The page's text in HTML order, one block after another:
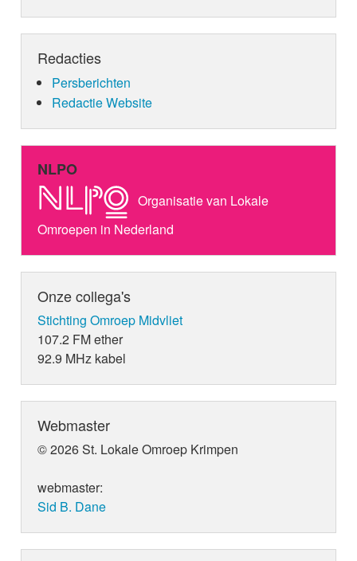
Redacties
Persberichten
Redactie Website
NLPO
Organisatie van Lokale
Omroepen in Nederland
Onze collega's
Stichting Omroep Midvliet
107.2 FM ether
92.9 MHz kabel
Webmaster
© 2026 St. Lokale Omroep Krimpen
webmaster:
Sid B. Dane